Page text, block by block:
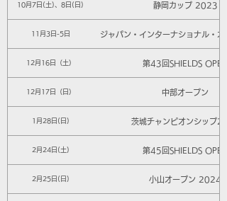
10月7日(土)、8日(日) 静岡カップ 2023
11月3日-5日 ジャパン・インターナショナル・
12月16日（土） 第43回SHIELDS OPEN
12月17日（日） 中部オープン
1月28日(日) 茨城チャンピオンシップ
2月24日(土) 第45回SHIELDS OPEN
2月25日(日) 小山オープン 2024